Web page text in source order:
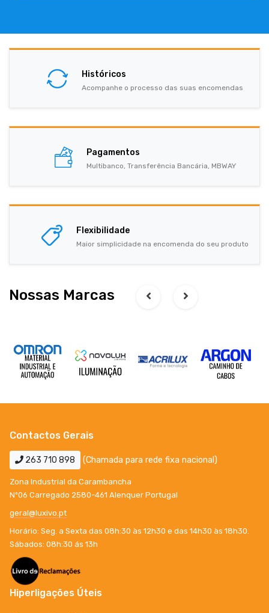
Históricos
Acompanhe o processo das suas encomendas
Pagamentos
Multibanco, Transferência Bancária, MBWAY
Flexibilidade
Maior simplicidade na encomenda do seu produto
Nossas Marcas
Contactos Gerais
263 710 898 (Chamada para rede fixa nacional)
Zona Industrial da Carambancha
Nº06 Carregado 2580-461 Alenquer Portugal
geral@luxivo.pt
Horário: Seg. a Sexta das 08h:30 às 12h30 e das 14h30 às 18h30.
Sábados: 08h:30 ás 13h
Hiperligações Úteis